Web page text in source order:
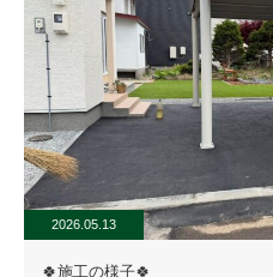
2026.05.13
🍀施工の様子🍀